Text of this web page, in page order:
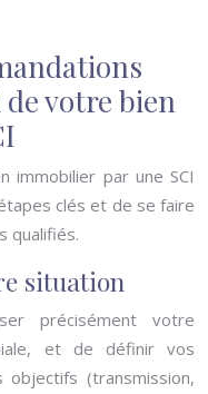
votre bien
immobilier par une SCI
clés et de se faire
qualifiés.
situation
précisément votre
et de définir vos
(transmission,